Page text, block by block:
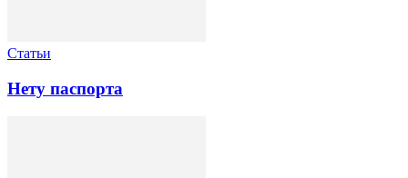
Статьи
Нету паспорта